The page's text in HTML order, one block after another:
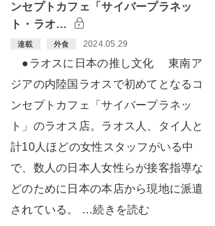
ンセプトカフェ「サイバープラネッ
ト・ラオ…
連載 外食 2024.05.29
●ラオスに日本の推し文化 東南ア
ジアの内陸国ラオスで初めてとなるコ
ンセプトカフェ「サイバープラネッ
ト」のラオス店。ラオス人、タイ人と
計10人ほどの女性スタッフがいる中
で、数人の日本人女性らが接客指導な
どのために日本の本店から現地に派遣
されている。 …続きを読む